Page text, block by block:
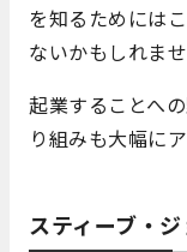
を知るためには
ないかもしれませ
起業することへ
り組みも大幅に
スティーブ・